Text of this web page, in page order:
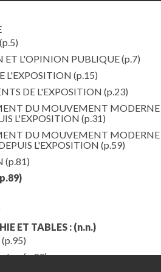
(p.5)
ET L'OPINION PUBLIQUE(p.7)
L'EXPOSITION (p.15)
DE L'EXPOSITION (p.23)
DU MOUVEMENT
L'EXPOSITION (p.31)
DU MOUVEMENT
L'EXPOSITION (p.59)
(p.81)
ET TABLES : (n.n.)
(p.95)
(p.99)